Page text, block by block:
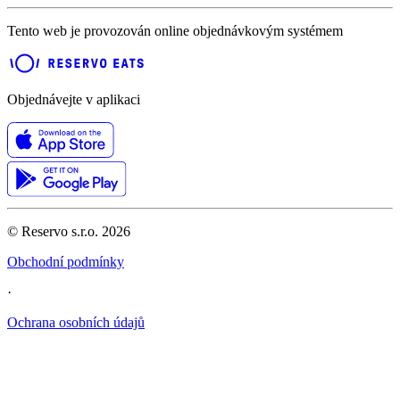
Tento web je provozován online objednávkovým systémem
Objednávejte v aplikaci
© Reservo s.r.o. 2026
Obchodní podmínky
·
Ochrana osobních údajů